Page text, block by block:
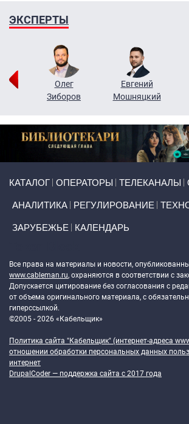
ЭКСПЕРТЫ
Олег
Зиборов
Евгений
Мошняцкий
КАТАЛОГ ОПЕРАТОРЫ ТЕЛЕКАНАЛЫ
АНАЛИТИКА РЕГУЛИРОВАНИЕ
ЗАРУБЕЖЬЕ КАЛЕНДАРЬ
Все права на материалы и новости,
www.cableman.ru, охраняются в соответствии с
Допускается цитирование без согласования с
от объема оригинального материала, с
гиперссылкой.
©2005 - 2026 «Кабельщик»
Политика сайта "Кабельщик" (интернет-адреса
отношении обработки персональных данных
интернет
DrupalCoder — поддержка сайта c 2017 года